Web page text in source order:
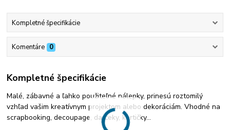
Kompletné špecifikácie
Komentáre 0
Kompletné špecifikácie
Malé, zábavné a ľahko použiteľné nálepky, prinesú roztomilý
vzhľad vašim kreatívnym projektom alebo dekoráciám. Vhodné na
scrapbooking, decoupage, darčeky, kartičky...